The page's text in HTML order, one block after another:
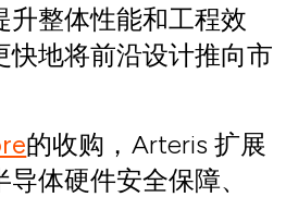
整体性能和工程效
地将前沿设计推向市
的收购，Arteris 扩展
体硬件安全保障、